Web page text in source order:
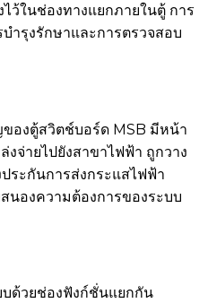
ว้ในช่องทางแยกภายในตู้ การ
ำรุงรักษาและการตรวจสอบ
องตู้สวิตช์บอร์ด MSB มีหน้า
จ่ายไปยังสาขาไฟฟ้า ถูกวาง
ระกันการส่งกระแสไฟฟ้า
นองความต้องการของระบบ
ด้วยช่องฟังก์ชั่นแยกกัน